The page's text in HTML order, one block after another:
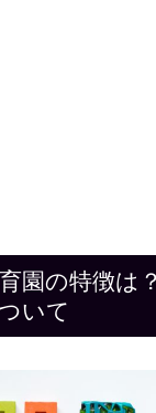
園の特徴は
いて